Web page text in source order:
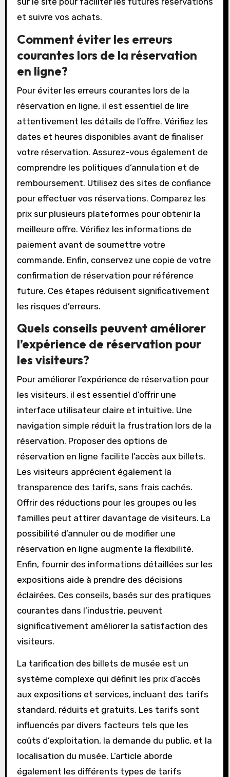
anticipées pour bénéficier de meilleures offres.
notamment les politiques d’annulation.
Assurez-vous que le site propose des options
de paiement sécurisées. Enfin, créez un compte
sur le site pour faciliter les futures réservations
et suivre vos achats.
Comment éviter les erreurs
courantes lors de la réservation
en ligne?
Pour éviter les erreurs courantes lors de la
réservation en ligne, il est essentiel de lire
attentivement les détails de l’offre. Vérifiez les
dates et heures disponibles avant de finaliser
votre réservation. Assurez-vous également de
comprendre les politiques d’annulation et de
remboursement. Utilisez des sites de confiance
pour effectuer vos réservations. Comparez les
prix sur plusieurs plateformes pour obtenir la
paiement avant de soumettre votre
commande. Enfin, conservez une copie de votre
confirmation de réservation pour référence
future. Ces étapes réduisent significativement
les risques d’erreurs.
Quels conseils peuvent améliorer
l’expérience de réservation pour
les visiteurs?
Pour améliorer l’expérience de réservation pour
les visiteurs, il est essentiel d’offrir une
interface utilisateur claire et intuitive. Une
navigation simple réduit la frustration lors de la
réservation. Proposer des options de
réservation en ligne facilite l’accès aux billets.
Les visiteurs apprécient également la
transparence des tarifs, sans frais cachés.
Offrir des réductions pour les groupes ou les
familles peut attirer davantage de visiteurs. La
possibilité d’annuler ou de modifier une
réservation en ligne augmente la flexibilité.
expositions aide à prendre des décisions
éclairées. Ces conseils, basés sur des pratiques
courantes dans l’industrie, peuvent
significativement améliorer la satisfaction des
visiteurs.
La tarification des billets de musée est un
système complexe qui définit les prix d’accès